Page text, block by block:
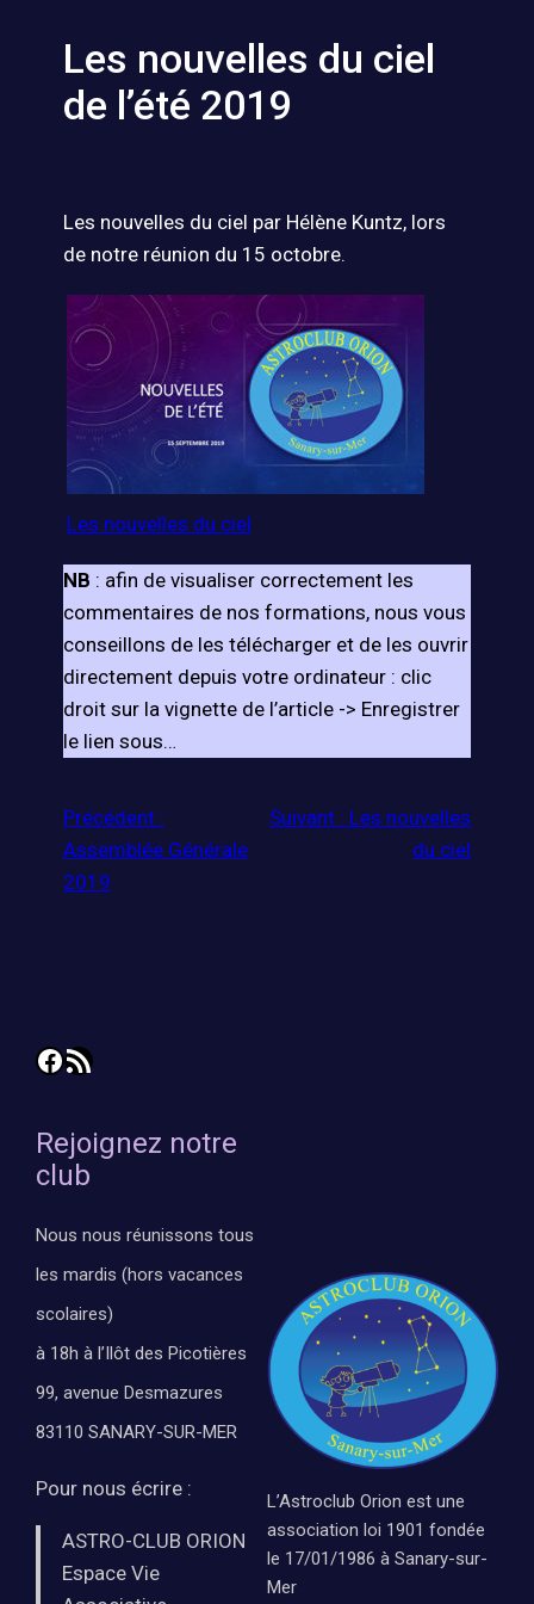
Les nouvelles du ciel
de l’été 2019
Les nouvelles du ciel par Hélène Kuntz, lors
de notre réunion du 15 octobre.​​​​​​
Les nouvelles du ciel
NB : afin de visualiser correctement les
commentaires de nos formations, nous vous
conseillons de les télécharger et de les ouvrir
directement depuis votre ordinateur : clic
droit sur la vignette de l’article -> Enregistrer
le lien sous…
Précédent :
Assemblée Générale
2019
Suivant : Les nouvelles
du ciel
Facebook
Flux RSS
Rejoignez notre
club
Nous nous réunissons tous
les mardis (hors vacances
scolaires)
à 18h à l’Ilôt des Picotières
99, avenue Desmazures
83110 SANARY-SUR-MER
Pour nous écrire :
ASTRO-CLUB ORION
Espace Vie
L’Astroclub Orion est une
association loi 1901 fondée
le 17/01/1986 à Sanary-sur-
Mer